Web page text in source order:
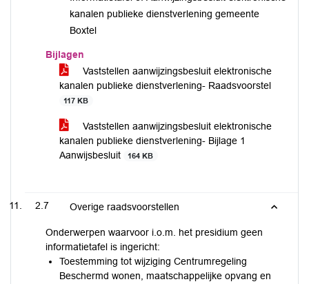
kanalen publieke dienstverlening gemeente
Boxtel
Bijlagen
Vaststellen aanwijzingsbesluit elektronische
kanalen publieke dienstverlening- Raadsvoorstel
117 KB
Vaststellen aanwijzingsbesluit elektronische
kanalen publieke dienstverlening- Bijlage 1
Aanwijsbesluit
164 KB
2.7 Overige raadsvoorstellen
Onderwerpen waarvoor i.o.m. het presidium geen
informatietafel is ingericht:
Toestemming tot wijziging Centrumregeling
Beschermd wonen, maatschappelijke opvang en